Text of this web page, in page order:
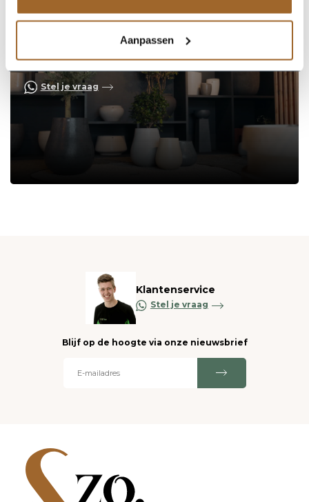
Aanpassen
Op zoek naar een vakkundige
Stel je vraag
Klantenservice
Stel je vraag
Blijf op de hoogte via onze nieuwsbrief